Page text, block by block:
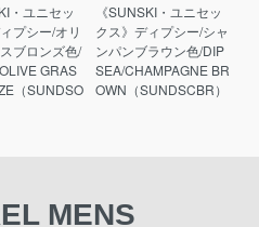
・ユニセッ
プシー/オリ
ブロンズ色/
GRAS
（SUNDSO
《SUNSKI・ユニセッ
クス》ディプシー/シャ
ンパンブラウン色/DIP
SEA/CHAMPAGNE BR
OWN（SUNDSCBR）
MENS